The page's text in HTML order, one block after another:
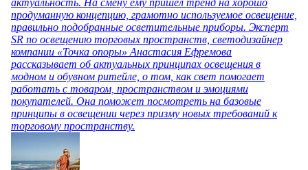
актуальность. На смену ему пришел тренд на хорошо
продуманную концепцию, грамотно используемое освещение,
правильно подобранные осветительные приборы. Эксперт
SR по освещению торговых пространств, светодизайнер
компании «Точка опоры» Анастасия Ефремова
рассказывает об актуальных принципах освещения в
модном и обувном ритейле, о том, как свет помогает
работать с товаром, пространством и эмоциями
покупателей. Она поможет посмотреть на базовые
принципы в освещении через призму новых требований к
торговому пространству.